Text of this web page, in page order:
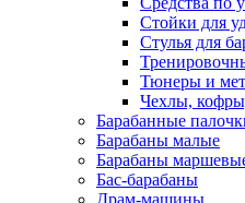
Стойки для
Стулья для
Тюнеры и
Чехлы,
Барабанные
Барабаны малые
Барабаны
Бас-барабаны
Драм-машины